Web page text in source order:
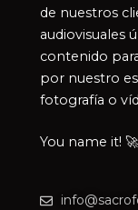
de nuestros
audiovisuales
contenido
por nuestro
fotografía o
You name it! 🚀